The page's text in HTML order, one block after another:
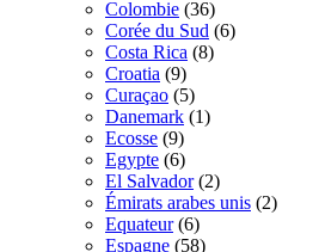
Colombie (36)
Corée du Sud (6)
Costa Rica (8)
Croatia (9)
Curaçao (5)
Danemark (1)
Ecosse (9)
Egypte (6)
El Salvador (2)
Émirats arabes unis (2)
Equateur (6)
Espagne (58)